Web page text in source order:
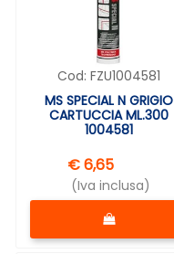
Cod: FZU1004581
MS SPECIAL N GRIGIO
CARTUCCIA ML.300
1004581
€ 6,65
(Iva inclusa)
Quantità